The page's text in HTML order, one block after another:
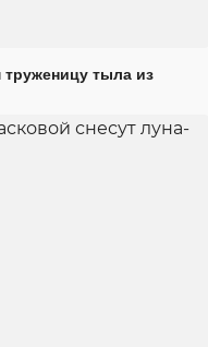
труженицу тыла из